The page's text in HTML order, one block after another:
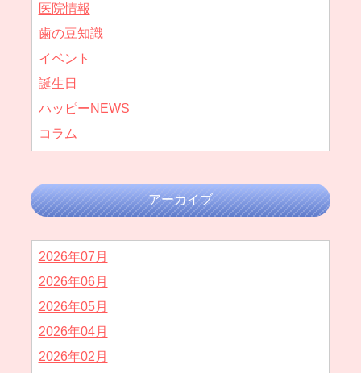
医院情報
歯の豆知識
イベント
誕生日
ハッピーNEWS
コラム
アーカイブ
2026年07月
2026年06月
2026年05月
2026年04月
2026年02月